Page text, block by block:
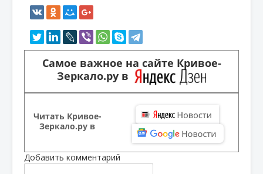
Самое важное на сайте Кривое-
Зеркало.ру в
Читать Кривое-
Зеркало.ру в
Добавить комментарий